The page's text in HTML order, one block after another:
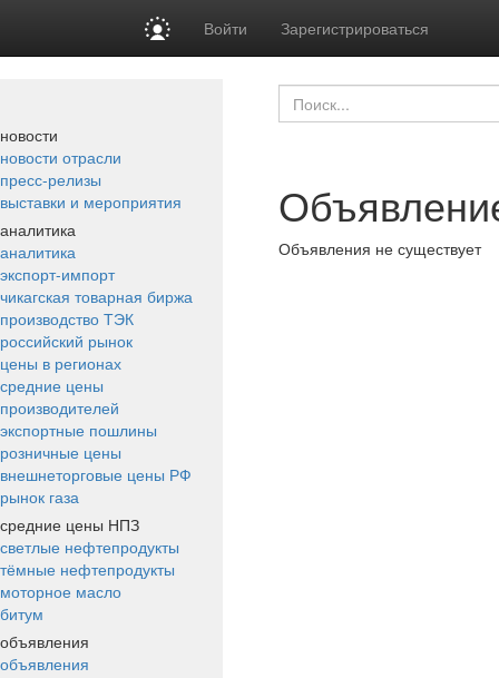
Войти Зарегистрироваться
новости
новости отрасли
пресс-релизы
выставки и мероприятия
аналитика
аналитика
экспорт-импорт
чикагская товарная биржа
производство ТЭК
российский рынок
цены в регионах
средние цены
производителей
экспортные пошлины
розничные цены
внешнеторговые цены РФ
рынок газа
средние цены НПЗ
светлые нефтепродукты
тёмные нефтепродукты
моторное масло
битум
объявления
объявления
Объявления не существует